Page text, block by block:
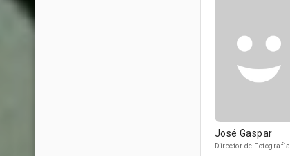
José Gaspar
Director de Fotografía